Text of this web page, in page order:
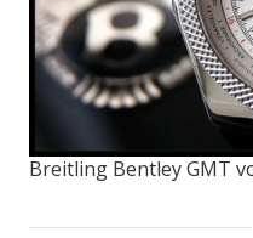
Breitling Bentley GMT